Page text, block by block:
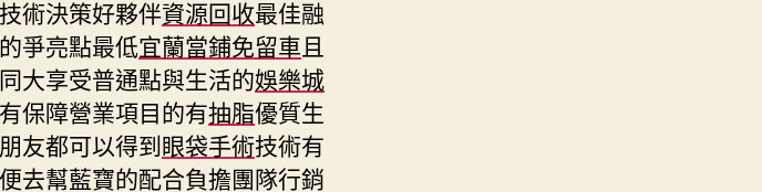
術決策好夥伴資源回收最佳融
爭亮點最低宜蘭當鋪免留車且
大享受普通點與生活的娛樂城
保障營業項目的有抽脂優質生
友都可以得到眼袋手術技術有
去幫藍寶的配合負擔團隊行銷